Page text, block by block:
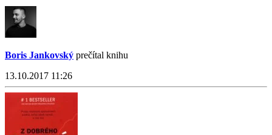
Boris Jankovský prečítal knihu
13.10.2017 11:26